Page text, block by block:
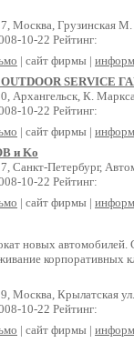
Москва, Грузинская М.
10-22 Рейтинг:
| сайт фирмы |
OUTDOOR
Архангельск, К.
10-22 Рейтинг:
| сайт фирмы |
и Kо
Санкт-Петербург,
10-22 Рейтинг:
| сайт фирмы |
новых
корпоративных
Москва, Крылатская
10-22 Рейтинг:
| сайт фирмы |